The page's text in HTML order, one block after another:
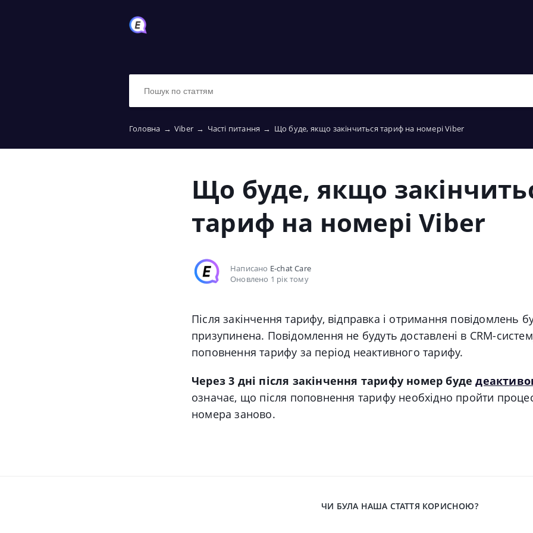
Головна → Viber → Часті питання → Що буде, якщо закінчиться тариф на номері Viber
Що буде, якщо
тариф на номері Viber
Написано E-chat Care
Оновлено 1 рік тому
Після закінчення тарифу, відправка і отримання повідомлень
призупинена. Повідомлення не будуть доставлені в CRM-
поповнення тарифу за період неактивного тарифу.
Через 3 дні після закінчення тарифу номер буде
означає, що після поповнення тарифу необхідно пройти процес
номера заново.
ЧИ БУЛА НАША СТАТТЯ КОРИСНОЮ?